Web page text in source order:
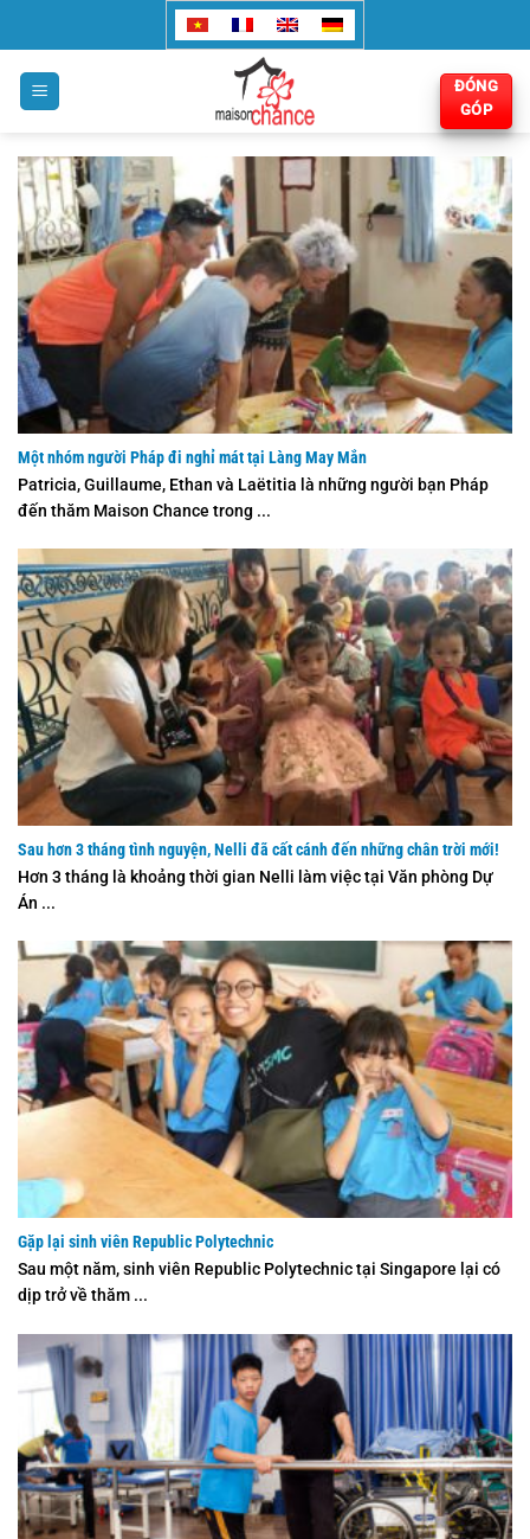
nội
dung
ĐÓNG
GÓP
Một nhóm người Pháp đi nghỉ mát tại Làng May Mắn
Patricia, Guillaume, Ethan và Laëtitia là những người bạn Pháp
đến thăm Maison Chance trong ...
Sau hơn 3 tháng tình nguyện, Nelli đã cất cánh đến những chân trời mới!
Hơn 3 tháng là khoảng thời gian Nelli làm việc tại Văn phòng Dự
Án ...
Gặp lại sinh viên Republic Polytechnic
Sau một năm, sinh viên Republic Polytechnic tại Singapore lại có
dịp trở về thăm ...